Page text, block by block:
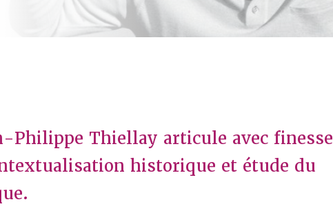
Philippe Thiellay articule avec finesse
historique et étude du